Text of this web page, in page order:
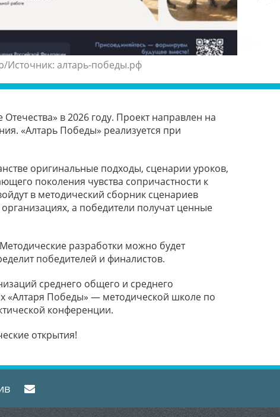
Источник: алтарь-победы.рф
в 2026 году. Проект направлен на
«Алтарь Победы» реализуется при
оригинальные подходы, сценарии уроков,
поколения чувства сопричастности к
в методический сборник сценариев
а победители получат ценные
разработки можно будет
победителей и финалистов.
среднего общего и среднего
«Алтаря Победы» — методической школе по
конференции.
открытия!